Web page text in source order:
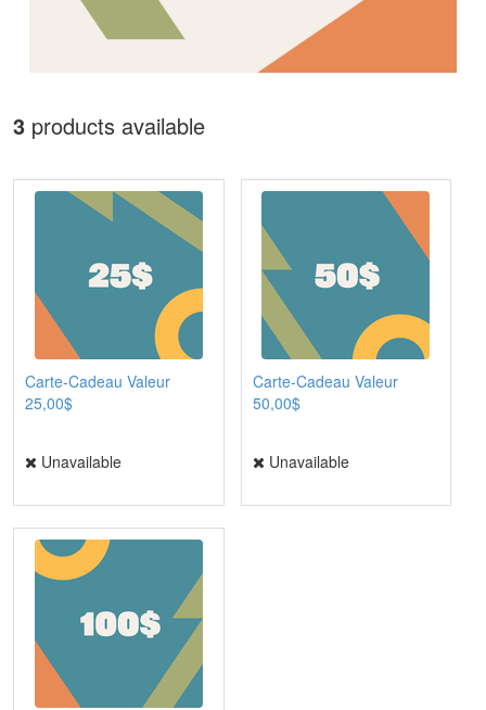
3 products available
Carte-Cadeau Valeur
25,00$
Unavailable
Carte-Cadeau Valeur
50,00$
Unavailable